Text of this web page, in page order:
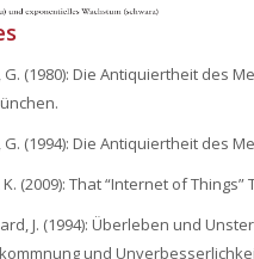
G. (1980): Die Antiquiertheit des
G. (1994): Die Antiquiertheit des
(2009): That “Internet of
J. (1994): Überleben und
und